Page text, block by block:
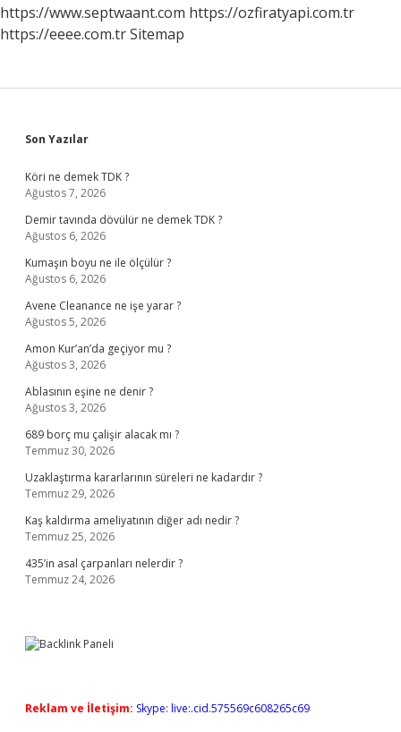
https://www.septwaant.com https://ozfiratyapi.com.tr
https://eeee.com.trSitemap
Sidebar
Son Yazılar
Köri ne demek TDK ?
Ağustos 7, 2026
Demir tavında dövülür ne demek TDK ?
Ağustos 6, 2026
Kumaşın boyu ne ile ölçülür ?
Ağustos 6, 2026
Avene Cleanance ne işe yarar ?
Ağustos 5, 2026
Amon Kur’an’da geçiyor mu ?
Ağustos 3, 2026
Ablasının eşine ne denir ?
Ağustos 3, 2026
689 borç mu çalişir alacak mı ?
Temmuz 30, 2026
Uzaklaştırma kararlarının süreleri ne kadardır ?
Temmuz 29, 2026
Kaş kaldırma ameliyatının diğer adı nedir ?
Temmuz 25, 2026
435’in asal çarpanları nelerdir ?
Temmuz 24, 2026
Reklam ve İletişim: Skype: live:.cid.575569c608265c69